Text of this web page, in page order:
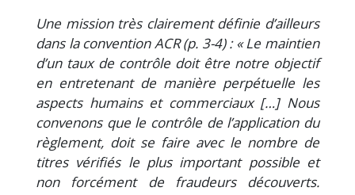
Une mission très clairement définie d’ailleurs
dans la convention ACR (p. 3-4) : « Le maintien
d’un taux de contrôle doit être notre objectif
en entretenant de manière perpétuelle les
aspects humains et commerciaux […] Nous
convenons que le contrôle de l’application du
règlement, doit se faire avec le nombre de
titres vérifiés le plus important possible et
non forcément de fraudeurs découverts.